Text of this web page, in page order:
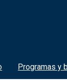
Programas y